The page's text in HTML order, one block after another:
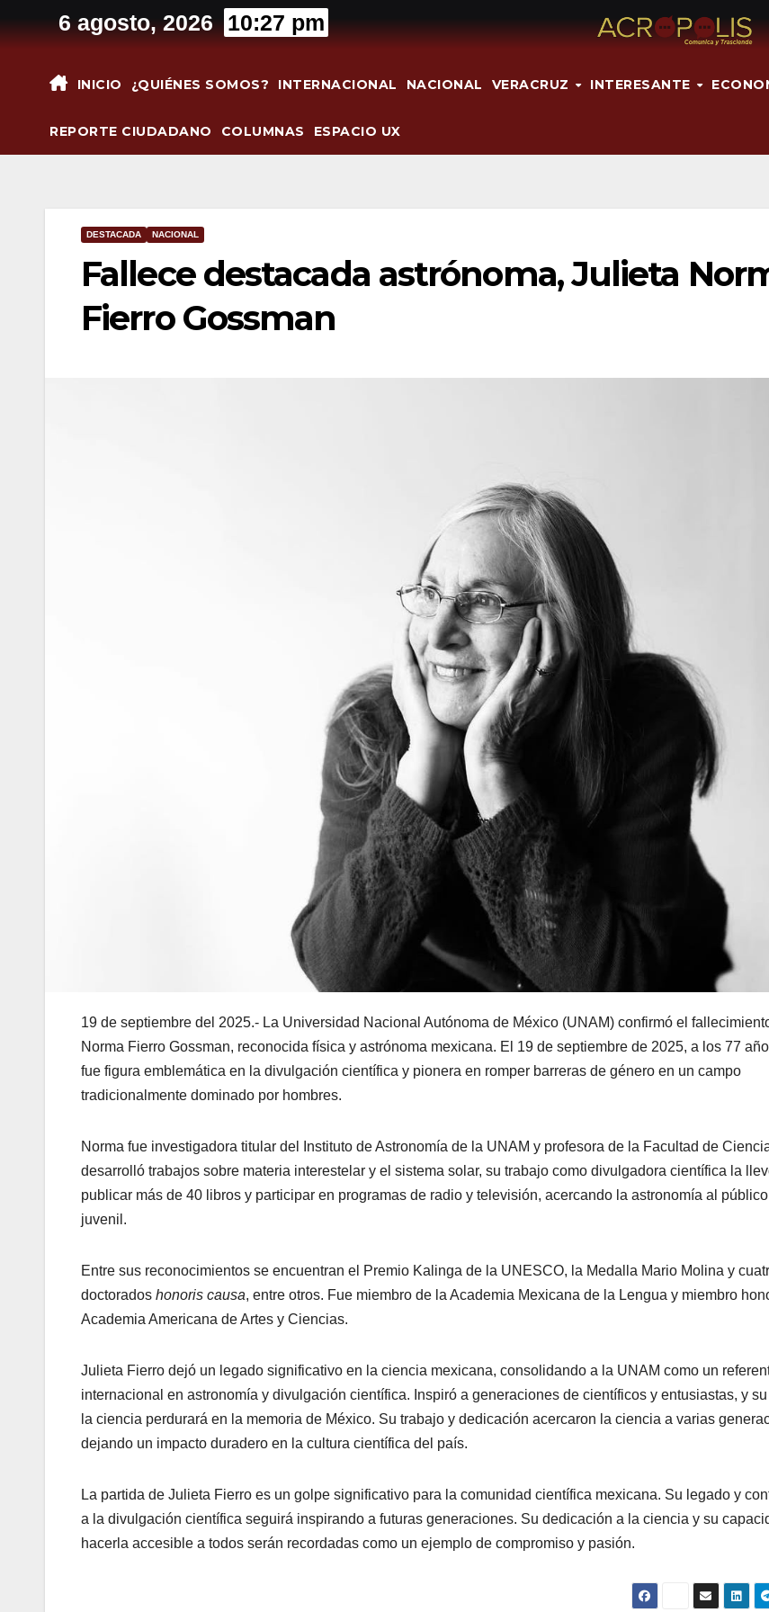
al
6 agosto, 2026 10:27 pm
INICIO ¿QUIÉNES SOMOS? INTERNACIONAL NACIONAL VERACRUZ INTERESANTE
REPORTE CIUDADANO COLUMNAS ESPACIO UX
DESTACADA NACIONAL
Fallece destacada astrónoma, Julieta
Fierro Gossman
19 de septiembre del 2025.- La Universidad Nacional Autónoma de México (UNAM) confirmó el
Norma Fierro Gossman, reconocida física y astrónoma mexicana. El 19 de septiembre de 2025, a los 77
fue figura emblemática en la divulgación científica y pionera en romper barreras de género en un campo
tradicionalmente dominado por hombres.
Norma fue investigadora titular del Instituto de Astronomía de la UNAM y profesora de la Facultad de
desarrolló trabajos sobre materia interestelar y el sistema solar, su trabajo como divulgadora científica la
publicar más de 40 libros y participar en programas de radio y televisión, acercando la astronomía al
juvenil.
Entre sus reconocimientos se encuentran el Premio Kalinga de la UNESCO, la Medalla Mario Molina y
doctorados honoris causa, entre otros. Fue miembro de la Academia Mexicana de la Lengua y miembro
Academia Americana de Artes y Ciencias.
Julieta Fierro dejó un legado significativo en la ciencia mexicana, consolidando a la UNAM como un
internacional en astronomía y divulgación científica. Inspiró a generaciones de científicos y entusiastas, y
la ciencia perdurará en la memoria de México. Su trabajo y dedicación acercaron la ciencia a varias
dejando un impacto duradero en la cultura científica del país.
La partida de Julieta Fierro es un golpe significativo para la comunidad científica mexicana. Su legado y
a la divulgación científica seguirá inspirando a futuras generaciones. Su dedicación a la ciencia y su
hacerla accesible a todos serán recordadas como un ejemplo de compromiso y pasión.